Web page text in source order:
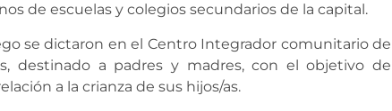
de escuelas y colegios secundarios de la capital.
se dictaron en el Centro Integrador comunitario de
destinado a padres y madres, con el objetivo de
a la crianza de sus hijos/as.